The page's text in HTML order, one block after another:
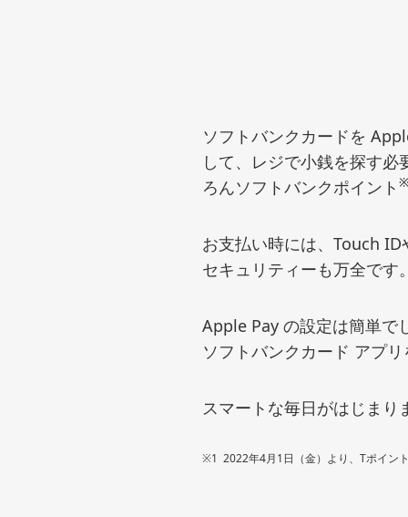
ソフトバンクカードを
して、レジで小銭を探す
ろんソフトバンクポイント
お支払い時には、Touch
セキュリティーも万全です
Apple Pay の設定は簡単で
ソフトバンクカード アプ
スマートな毎日がはじまり
※1 2022年4月1日（金）より、Tポイン